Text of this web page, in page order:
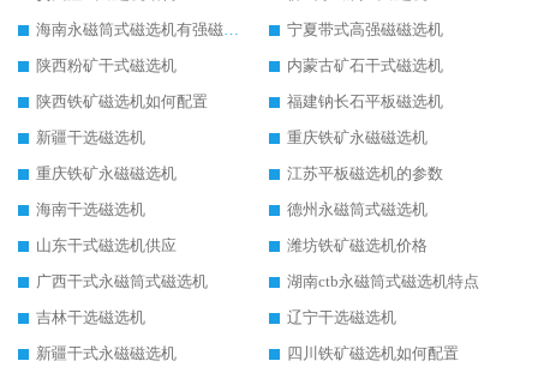
海南永磁筒式磁选机有强磁的吗
宁夏带式高强磁磁选机
陕西粉矿干式磁选机
内蒙古矿石干式磁选机
陕西铁矿磁选机如何配置
福建钠长石平板磁选机
新疆干选磁选机
重庆铁矿永磁磁选机
重庆铁矿永磁磁选机
江苏平板磁选机的参数
海南干选磁选机
德州永磁筒式磁选机
山东干式磁选机供应
潍坊铁矿磁选机价格
广西干式永磁筒式磁选机
湖南ctb永磁筒式磁选机特点
吉林干选磁选机
辽宁干选磁选机
新疆干式永磁磁选机
四川铁矿磁选机如何配置